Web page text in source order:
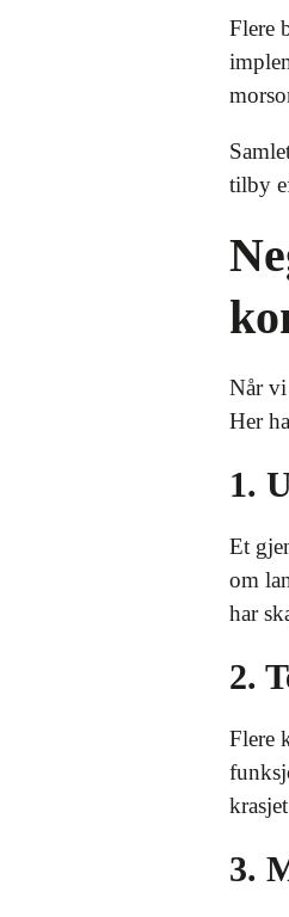
Flere
tilby
Når vi
Her
1.
Et
om
har
2.
Flere
3.